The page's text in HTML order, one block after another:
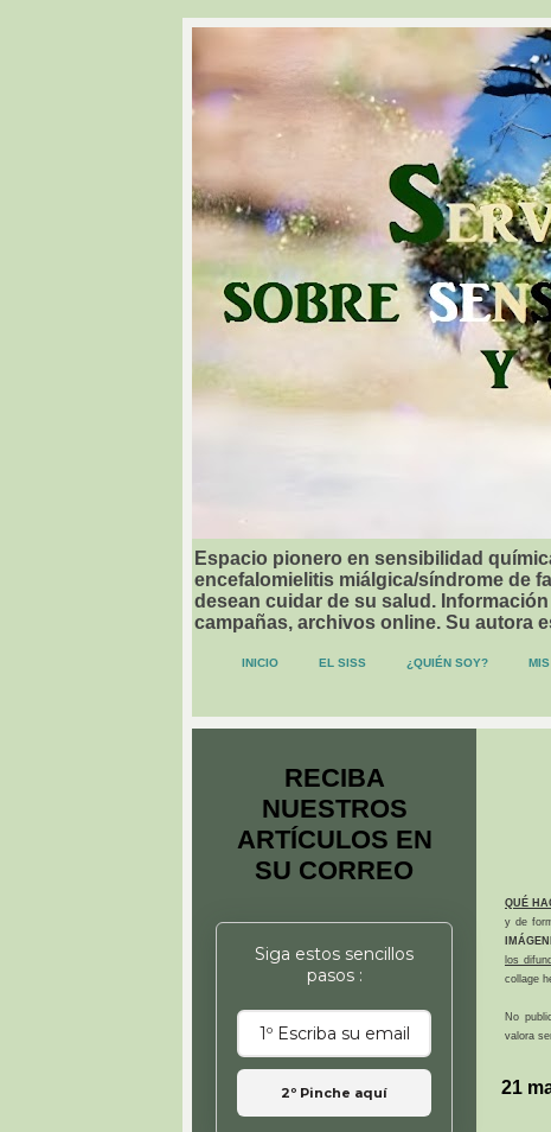
Espacio pionero en sensibilidad
encefalomielitis miálgica/síndrome de
desean cuidar de su salud.
campañas, archivos online. Su autora
INICIO EL SISS ¿QUIÉN SOY?
QUÉ
y de
los
collage
No
valora
21
RECIBA
NUESTROS
ARTÍCULOS EN
SU CORREO
Siga estos sencillos
pasos :
2º Pinche aquí